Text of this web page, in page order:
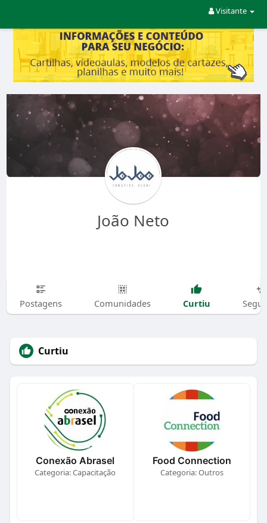
Visitante
João Neto
Postagens Comunidades Curtiu
Curtiu
Conexão Abrasel
Categoria: Capacitação
Food Connection
Categoria: Outros